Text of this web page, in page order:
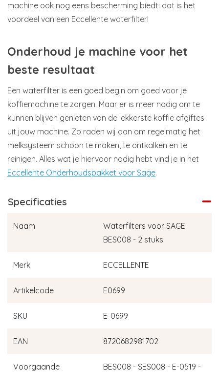
machine ook nog eens bescherming biedt: dat is het
voordeel van een Eccellente waterfilter!
Onderhoud je machine voor het
beste resultaat
Een waterfilter is een goed begin om goed voor je
koffiemachine te zorgen. Maar er is meer nodig om te
kunnen blijven genieten van de lekkerste koffie afgiftes
uit jouw machine. Zo raden wij aan om regelmatig het
melksysteem schoon te maken, te ontkalken en te
reinigen. Alles wat je hiervoor nodig hebt vind je in het
Eccellente Onderhoudspakket voor Sage.
Specificaties
Naam
Waterfilters voor SAGE
BES008 - 2 stuks
Merk ECCELLENTE
Artikelcode E0699
SKU E-0699
EAN 8720682981702
Voorgaande
BES008 - SES008 - E-0519 -